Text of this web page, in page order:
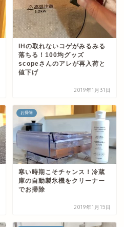
IHの取れないコゲがみるみる
落ちる！100均グッズ
scopeさんのアレが再入荷と
値下げ
2019年1月31日
お掃除
寒い時期こそチャンス！冷蔵
庫の自動製氷機をクリーナー
でお掃除
2019年1月15日